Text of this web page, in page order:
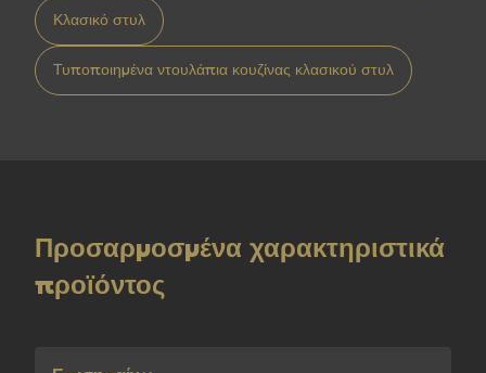
Κλασικό στυλ
Τυποποιημένα ντουλάπια κουζίνας κλασικού στυλ
Προσαρμοσμένα χαρακτηριστικά
προϊόντος